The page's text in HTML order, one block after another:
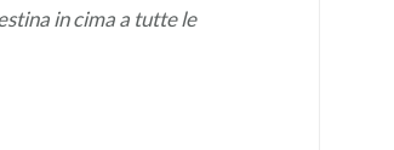
in cima a tutte le